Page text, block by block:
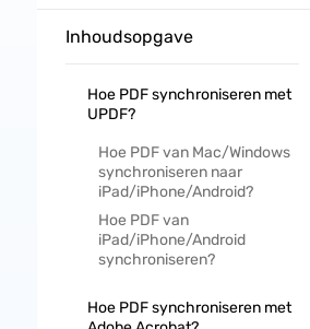
Inhoudsopgave
Hoe PDF synchroniseren met
UPDF?
Hoe PDF van Mac/Windows
synchroniseren naar
iPad/iPhone/Android?
Hoe PDF van
iPad/iPhone/Android
synchroniseren?
Hoe PDF synchroniseren met